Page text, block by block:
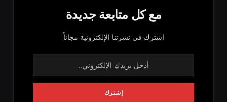
مع كل متابعة جديدة
اشترك في نشرتنا الإلكترونية مجاناً